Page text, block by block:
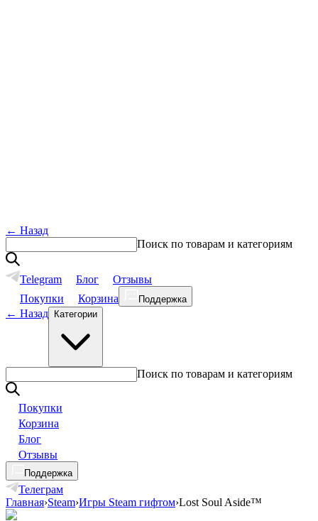
← Назад
Поиск по товарам и категориям
Telegram Блог
Отзывы
Покупки
Корзина Поддержка
← Назад Категории
Поиск по товарам и категориям
Покупки
Корзина
Блог
Отзывы
Поддержка
Телеграм
Главная›Steam›Игры Steam гифтом›Lost Soul Aside™